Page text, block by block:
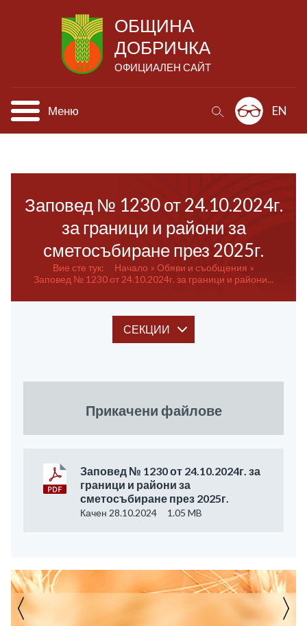
ОБЩИНА
ДОБРИЧКА
ОФИЦИАЛЕН САЙТ
Меню EN
Заповед № 1230 от 24.10.2024г.
за граници и райони за
сметосъбиране през 2025г.
Вие сте тук: Начало
Обяви и съобщения
Заповед № 1230 от 24.10.2024г. за граници и райони...
СЕКЦИИ
Прикачени файлове
Заповед № 1230 от 24.10.2024г. за
граници и райони за
сметосъбиране през 2025г.
Качен 28.10.2024 1.05 MB